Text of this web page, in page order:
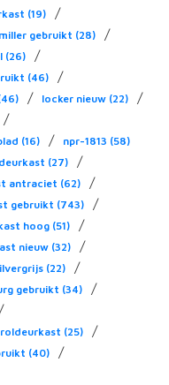
(19) /
gebruikt (28) /
(26) /
(46) /
/ locker nieuw (22) /
/
(16) / npr-1813 (58)
(27) /
antraciet (62) /
gebruikt (743) /
hoog (51) /
nieuw (32) /
(22) /
gebruikt (34) /
/
(25) /
(40) /